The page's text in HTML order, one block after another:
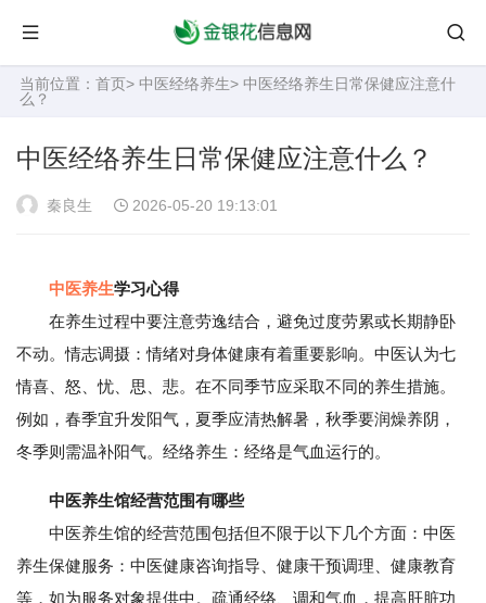
当前位置： 首页> 中医经络养生> 中医经络养生日常保健应注意什
么？
中医经络养生日常保健应注意什么？
秦良生 2026-05-20 19:13:01
中医养生学习心得
在养生过程中要注意劳逸结合，避免过度劳累或长期静卧
不动。情志调摄：情绪对身体健康有着重要影响。中医认为七
情喜、怒、忧、思、悲。在不同季节应采取不同的养生措施。
例如，春季宜升发阳气，夏季应清热解暑，秋季要润燥养阴，
冬季则需温补阳气。经络养生：经络是气血运行的。
中医养生馆经营范围有哪些
中医养生馆的经营范围包括但不限于以下几个方面：中医
养生保健服务：中医健康咨询指导、健康干预调理、健康教育
等，如为服务对象提供中。疏通经络、调和气血，提高肝脏功